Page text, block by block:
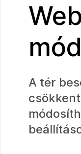
A tér